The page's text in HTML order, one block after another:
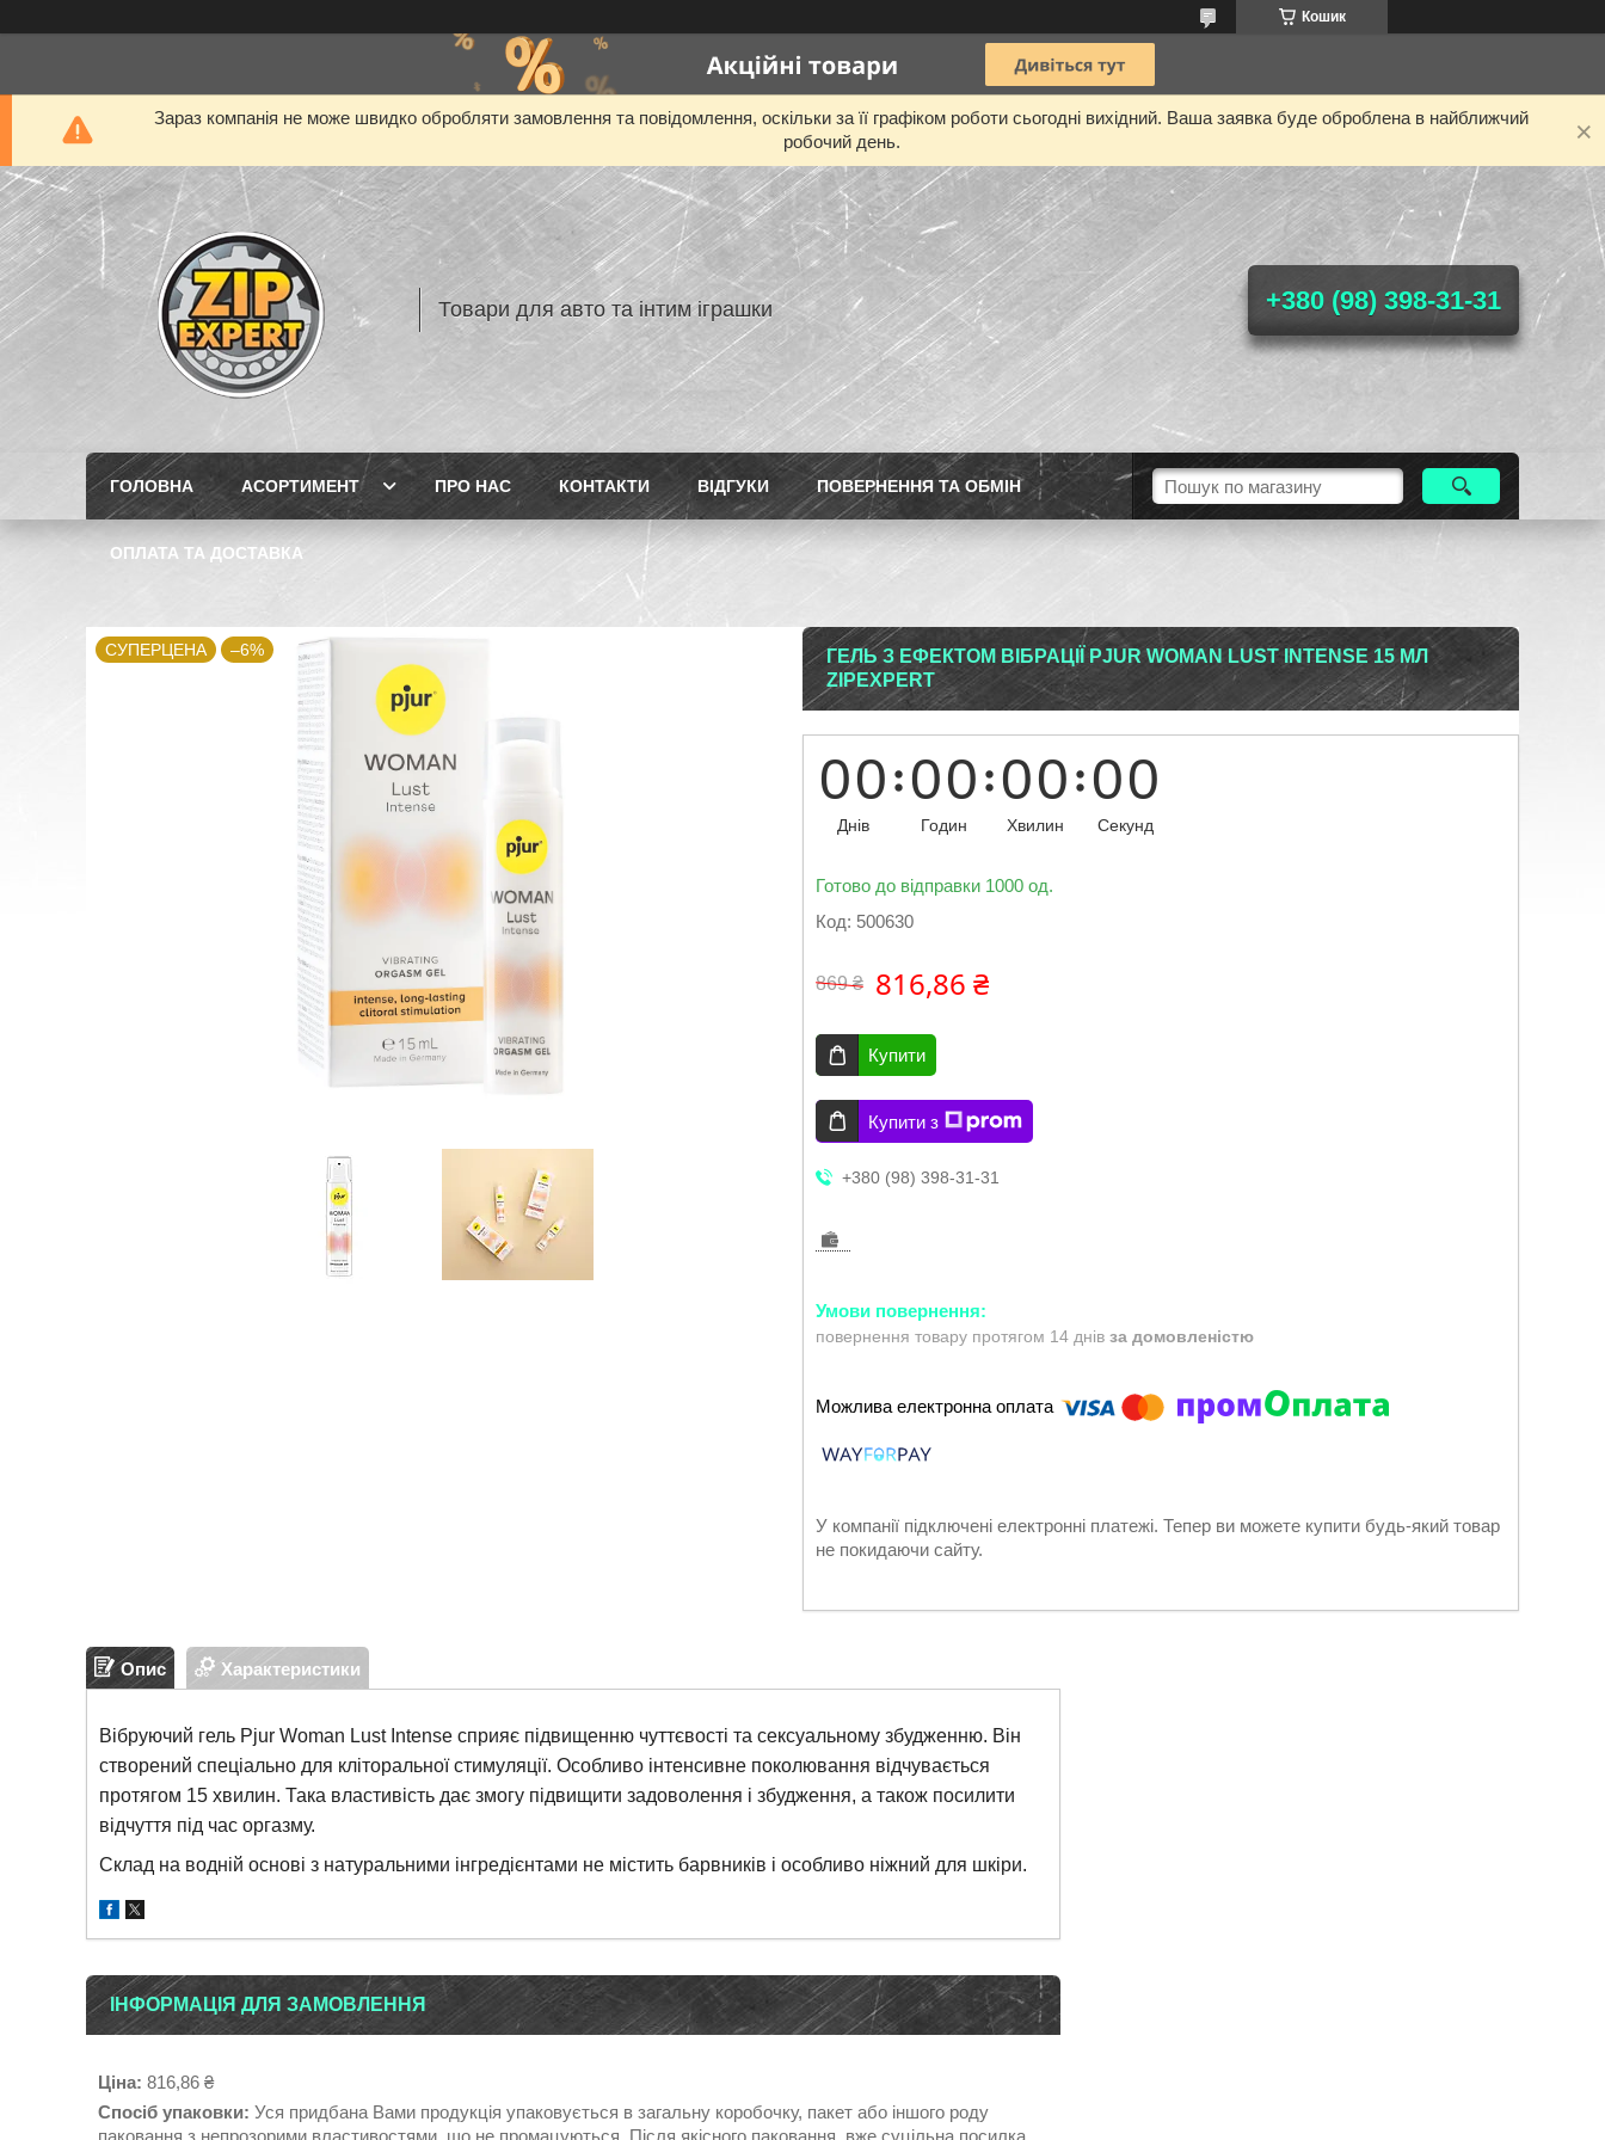
Кошик
Зараз компанія не може швидко обробляти замовлення та повідомлення, оскільки за її графіком роботи сьогодні вихідний. Ваша заявка буде оброблена в найближчий
робочий день.
Товари для авто та інтим іграшки +380 (98) 398-31-31
ГОЛОВНА АСОРТИМЕНТ ПРО НАС КОНТАКТИ ВIДГУКИ ПОВЕРНЕННЯ ТА ОБМIН
ОПЛАТА ТА ДОСТАВКА
СУПЕРЦЕНА –6%
ГЕЛЬ З ЕФЕКТОМ ВІБРАЦІЇ PJUR WOMAN LUST INTENSE 15 МЛ
ZIPEXPERT
00
Днів
00
Годин
00
Хвилин
00
Секунд
Готово до відправки 1000 од.
Код: 500630
869 ₴ 816,86 ₴
Купити
Купити з
+380 (98) 398-31-31
повернення товару протягом 14 днів за домовленістю
У компанії підключені електронні платежі. Тепер ви можете купити будь-який товар
не покидаючи сайту.
Опис Характеристики
Вібруючий гель Pjur Woman Lust Intense сприяє підвищенню чуттєвості та сексуальному збудженню. Він
створений спеціально для кліторальної стимуляції. Особливо інтенсивне поколювання відчувається
протягом 15 хвилин. Така властивість дає змогу підвищити задоволення і збудження, а також посилити
відчуття під час оргазму.
Склад на водній основі з натуральними інгредієнтами не містить барвників і особливо ніжний для шкіри.
ІНФОРМАЦІЯ ДЛЯ ЗАМОВЛЕННЯ
Ціна: 816,86 ₴
Спосіб упаковки: Уся придбана Вами продукція упаковується в загальну коробочку, пакет або іншого роду